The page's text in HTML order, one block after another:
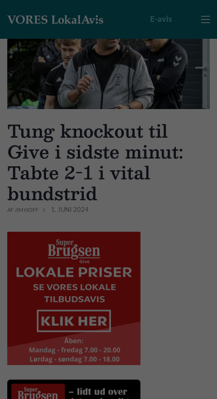

E-avis
Tung knockout til
Give i sidste minut:
Tabte 2-1 i vital
bundstrid
AF JIM HOFF 1. JUNI 2024